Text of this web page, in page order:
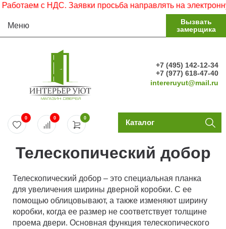
с НДС. Заявки просьба направлять на
Меню
Вызвать
замерщика
+7 (495) 142-12-34
+7 (977) 618-47-40
intereruyut@mail.ru
0
0 0 Каталог
Телескопический добор
Телескопический добор – это специальная планка
для увеличения ширины дверной коробки. С ее
помощью облицовывают, а также изменяют ширину
коробки, когда ее размер не соответствует толщине
проема двери. Основная функция телескопического